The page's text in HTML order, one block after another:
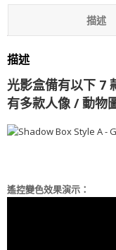
描述
描述
光影盒備有以下 7
有多款人像 / 動物
遙控變色效果演示：